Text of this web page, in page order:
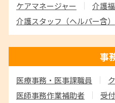
ケアマネージャー
介護
介護スタッフ （ヘルパー含）
事
医療事務・医事課職員
医師事務作業補助者
受